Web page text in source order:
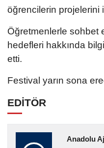
öğrencilerin projelerini
Öğretmenlerle sohbet
hedefleri hakkında
etti.
Festival yarın sona
EDİTÖR
Anadolu